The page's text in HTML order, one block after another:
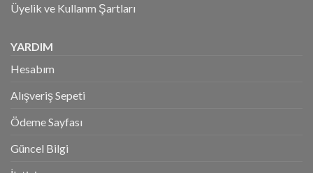
Üyelik ve Kullanm Şartları
YARDIM
Hesabım
Alışveriş Sepeti
Ödeme Sayfası
Güncel Bilgi